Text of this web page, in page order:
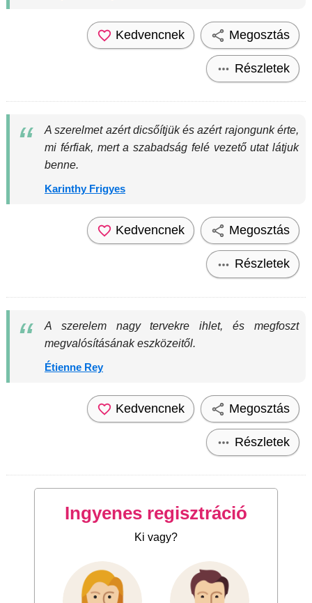
Kedvencnek Megosztás
Részletek
A szerelmet azért dicsőítjük és azért rajongunk érte,
mi férfiak, mert a szabadság felé vezető utat látjuk
benne.
Karinthy Frigyes
Kedvencnek Megosztás
Részletek
A szerelem nagy tervekre ihlet, és megfoszt
megvalósításának eszközeitől.
Étienne Rey
Kedvencnek Megosztás
Részletek
Ingyenes regisztráció
Ki vagy?